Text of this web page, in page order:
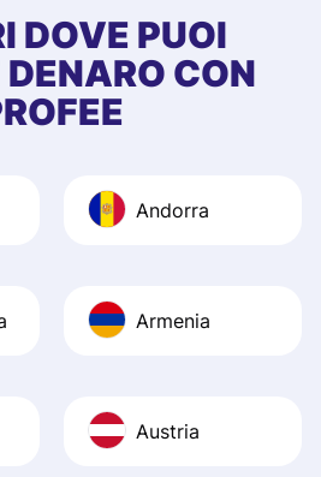
first started
app, and they
quick to provide
Recommend it!
DOVE PUOI
CON
Andorra
Armenia
Austria